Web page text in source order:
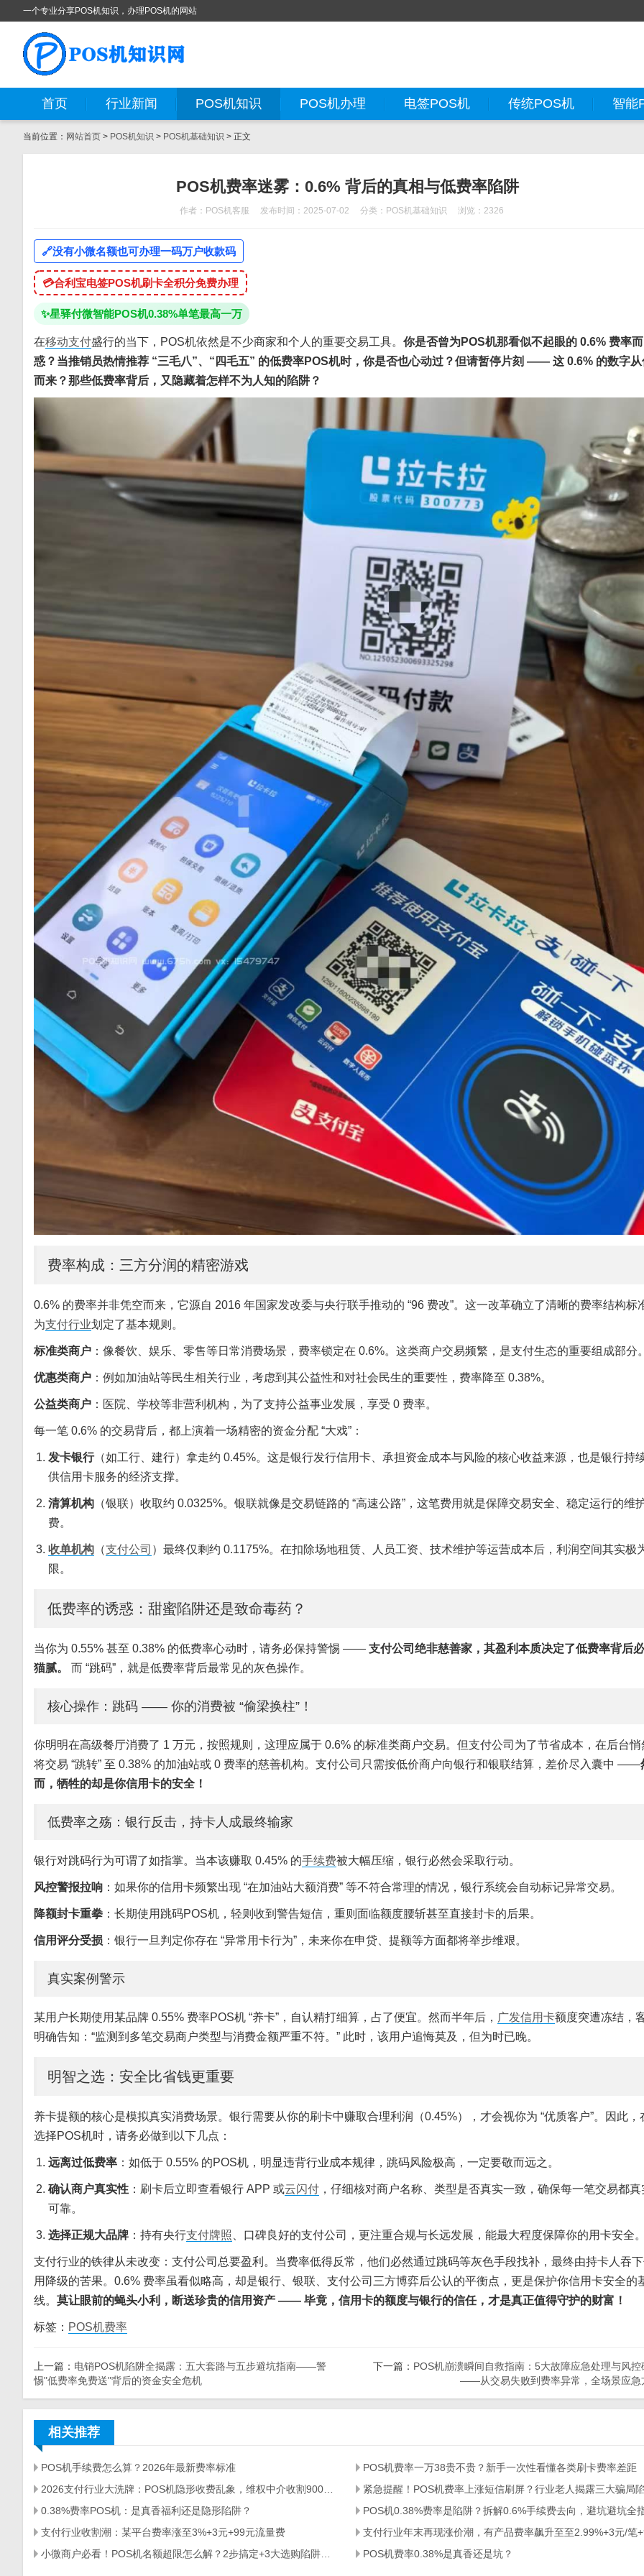
一个专业分享POS机知识，办理POS机的网站
首页 行业新闻 POS机知识 POS机办理 电签POS机 传统POS机 智能
当前位置： 网站首页 > POS机知识 > POS机基础知识 > 正文
POS机费率迷雾：0.6% 背后的真相与低费率陷阱
作者：POS机客服 发布时间：2025-07-02 分类： POS机基础知识 浏览：2326
🔗没有小微名额也可办理一码万户收款码
💳合利宝电签POS机刷卡全积分免费办理
✨星驿付微智能POS机0.38%单笔最高一万
在移动支付盛行的当下，POS机依然是不少商家和个人的重要交易工具。 你是否曾为POS机那看似不起眼的 0.6% 费率而
惑？当推销员热情推荐 “三毛八”、“四毛五” 的低费率POS机时，你是否也心动过？但请暂停片刻 —— 这 0.6% 的数字从
而来？那些低费率背后，又隐藏着怎样不为人知的陷阱？
费率构成：三方分润的精密游戏
0.6% 的费率并非凭空而来，它源自 2016 年国家发改委与央行联手推动的 “96 费改”。这一改革确立了清晰的费率结构标
为支付行业划定了基本规则。
标准类商户 ：像餐饮、娱乐、零售等日常消费场景，费率锁定在 0.6%。这类商户交易频繁，是支付生态的重要组成部分。
优惠类商户 ：例如加油站等民生相关行业，考虑到其公益性和对社会民生的重要性，费率降至 0.38%。
公益类商户 ：医院、学校等非营利机构，为了支持公益事业发展，享受 0 费率。
每一笔 0.6% 的交易背后，都上演着一场精密的资金分配 “大戏”：
发卡银行（如工行、建行）拿走约 0.45%。这是银行发行信用卡、承担资金成本与风险的核心收益来源，也是银行持
供信用卡服务的经济支撑。
清算机构 （银联）收取约 0.0325%。银联就像是交易链路的 “高速公路”，这笔费用就是保障交易安全、稳定运行的维
费。
收单机构 （支付公司 ）最终仅剩约 0.1175%。在扣除场地租赁、人员工资、技术维护等运营成本后，利润空间其实极
限。
低费率的诱惑：甜蜜陷阱还是致命毒药？
当你为 0.55% 甚至 0.38% 的低费率心动时，请务必保持警惕 —— 支付公司绝非慈善家，其盈利本质决定了低费率背后
猫腻。
而 “跳码”，就是低费率背后最常见的灰色操作。
核心操作：跳码 —— 你的消费被 “偷梁换柱”！
你明明在高级餐厅消费了 1 万元，按照规则，这理应属于 0.6% 的标准类商户交易。但支付公司为了节省成本，在后台悄
将交易 “跳转” 至 0.38% 的加油站或 0 费率的慈善机构。支付公司只需按低价商户向银行和银联结算，差价尽入囊中 ——
而，牺牲的却是你信用卡的安全！
低费率之殇：银行反击，持卡人成最终输家
银行对跳码行为可谓了如指掌。当本该赚取 0.45% 的手续费被大幅压缩，银行必然会采取行动。
风控警报拉响 ：如果你的信用卡频繁出现 “在加油站大额消费” 等不符合常理的情况，银行系统会自动标记异常交易。
降额封卡重拳 ：长期使用跳码POS机，轻则收到警告短信，重则面临额度腰斩甚至直接封卡的后果。
信用评分受损 ：银行一旦判定你存在 “异常用卡行为”，未来你在申贷、提额等方面都将举步维艰。
真实案例警示
某用户长期使用某品牌 0.55% 费率POS机 “养卡”，自认精打细算，占了便宜。然而半年后， 广发信用卡额度突遭冻结，
明确告知：“监测到多笔交易商户类型与消费金额严重不符。” 此时，该用户追悔莫及，但为时已晚。
明智之选：安全比省钱更重要
养卡提额的核心是模拟真实消费场景。银行需要从你的刷卡中赚取合理利润（0.45%），才会视你为 “优质客户”。因此，
选择POS机时，请务必做到以下几点：
远离过低费率 ：如低于 0.55% 的POS机，明显违背行业成本规律，跳码风险极高，一定要敬而远之。
确认商户真实性 ：刷卡后立即查看银行 APP 或云闪付 ，仔细核对商户名称、类型是否真实一致，确保每一笔交易都真
可靠。
选择正规大品牌 ：持有央行支付牌照 、口碑良好的支付公司，更注重合规与长远发展，能最大程度保障你的用卡安全。
支付行业的铁律从未改变：支付公司总要盈利。当费率低得反常，他们必然通过跳码等灰色手段找补，最终由持卡人吞
用降级的苦果。0.6% 费率虽看似略高，却是银行、银联、支付公司三方博弈后公认的平衡点，更是保护你信用卡安全的
线。 莫让眼前的蝇头小利，断送珍贵的信用资产 —— 毕竟，信用卡的额度与银行的信任，才是真正值得守护的财富！
标签： POS机费率
上一篇： 电销POS机陷阱全揭露：五大套路与五步避坑指南——警
惕"低费率免费送"背后的资金安全危机
下一篇： POS机崩溃瞬间自救指南：5大故障应急处理与风控
——从交易失败到费率异常，全场景应急
相关推荐
POS机手续费怎么算？2026年最新费率标准
POS机费率一万38贵不贵？新手一次性看懂各类刷卡费率差距
0.38%费率POS机：是真香福利还是隐形陷阱？
POS机0.38%费率是陷阱？拆解0.6%手续费去向，避坑避坑全
支付行业收割潮：某平台费率涨至3%+3元+99元流量费
POS机费率0.38%是真香还是坑？